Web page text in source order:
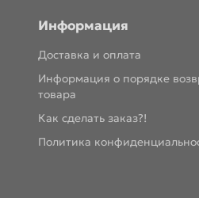
Информация
Доставка и оплата
Информация о порядке
товара
Как сделать заказ?!
Политика